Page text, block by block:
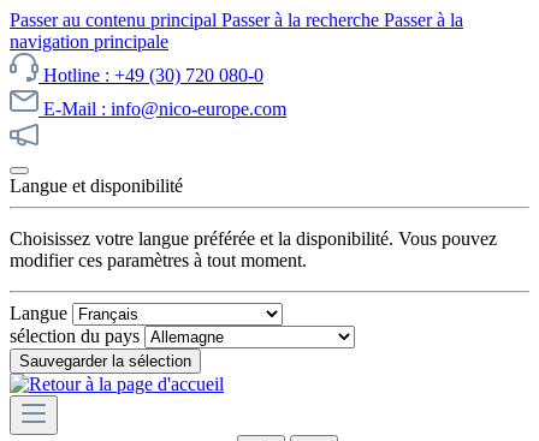
Passer au contenu principal Passer à la recherche Passer à la
navigation principale
Hotline : +49 (30) 720 080-0
E-Mail : info@nico-europe.com
Langue et disponibilité
Choisissez votre langue préférée et la disponibilité. Vous pouvez
modifier ces paramètres à tout moment.
Langue
sélection du pays
Sauvegarder la sélection